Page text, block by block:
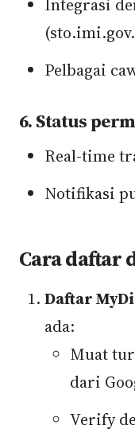
Integrasi
Pelbagai
6. Status
Real-time
Notifikasi
Cara daftar
Daftar
ada:
Muat
dari
Verify